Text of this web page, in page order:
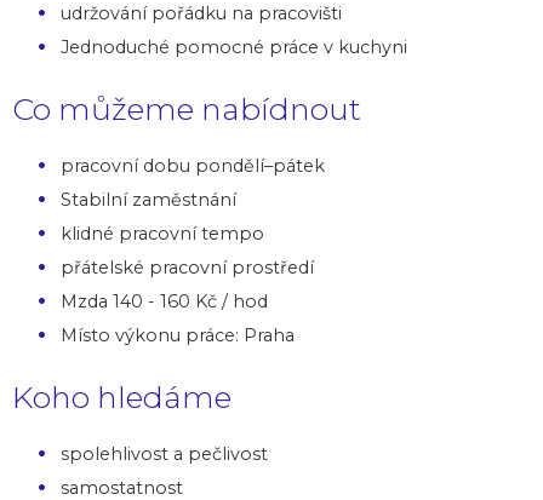
udržování pořádku na pracovišti
Jednoduché pomocné práce v kuchyni
Co můžeme nabídnout
pracovní dobu pondělí–pátek
Stabilní zaměstnání
klidné pracovní tempo
přátelské pracovní prostředí
Mzda 140 - 160 Kč / hod
Místo výkonu práce: Praha
Koho hledáme
spolehlivost a pečlivost
samostatnost